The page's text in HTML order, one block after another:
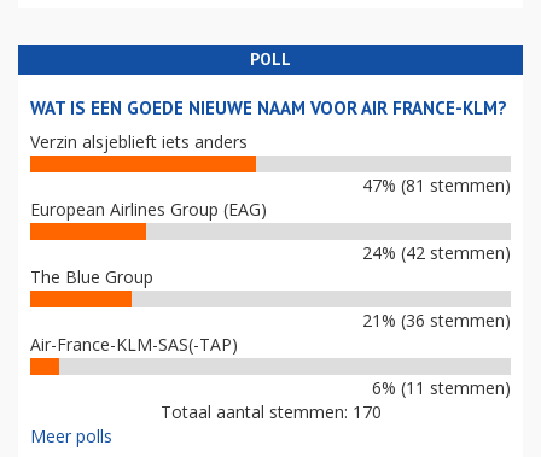
POLL
WAT IS EEN GOEDE NIEUWE NAAM VOOR AIR FRANCE-KLM?
Verzin alsjeblieft iets anders
47% (81 stemmen)
European Airlines Group (EAG)
24% (42 stemmen)
The Blue Group
21% (36 stemmen)
Air-France-KLM-SAS(-TAP)
6% (11 stemmen)
Totaal aantal stemmen: 170
Meer polls